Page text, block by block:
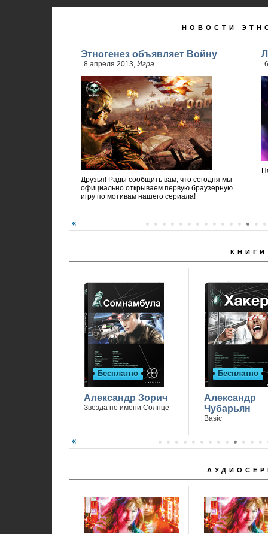
НОВОСТИ
Этногенез объявляет Войну
8 апреля 2013, Игра
Друзья! Рады сообщить вам, что сегодня мы
официально открываем первую браузерную
игру по мотивам нашего сериала!
КНИГИ
Бесплатно
Александр Зорич
Звезда по имени Солнце
Бесплатно
Александр
Чубарьян
Basic